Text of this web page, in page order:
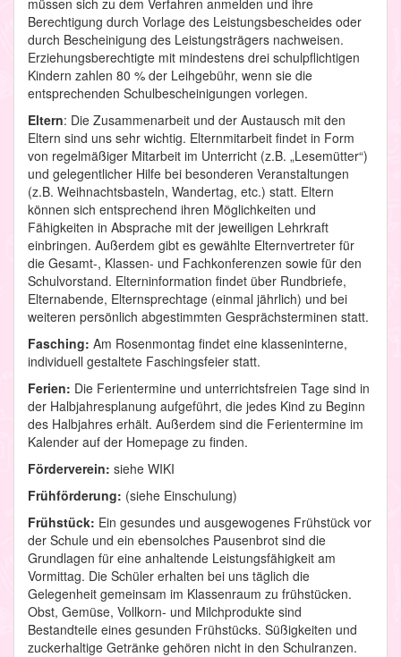
müssen sich zu dem Verfahren anmelden und ihre
Berechtigung durch Vorlage des Leistungsbescheides oder
durch Bescheinigung des Leistungsträgers nachweisen.
Erziehungsberechtigte mit mindestens drei schulpflichtigen
Kindern zahlen 80 % der Leihgebühr, wenn sie die
entsprechenden Schulbescheinigungen vorlegen.
Eltern: Die Zusammenarbeit und der Austausch mit den
Eltern sind uns sehr wichtig. Elternmitarbeit findet in Form
von regelmäßiger Mitarbeit im Unterricht (z.B. „Lesemütter“)
und gelegentlicher Hilfe bei besonderen Veranstaltungen
(z.B. Weihnachtsbasteln, Wandertag, etc.) statt. Eltern
können sich entsprechend ihren Möglichkeiten und
Fähigkeiten in Absprache mit der jeweiligen Lehrkraft
einbringen. Außerdem gibt es gewählte Elternvertreter für
die Gesamt-, Klassen- und Fachkonferenzen sowie für den
Schulvorstand. Elterninformation findet über Rundbriefe,
Elternabende, Elternsprechtage (einmal jährlich) und bei
weiteren persönlich abgestimmten Gesprächsterminen statt.
Fasching: Am Rosenmontag findet eine klasseninterne,
individuell gestaltete Faschingsfeier statt.
Ferien: Die Ferientermine und unterrichtsfreien Tage sind in
der Halbjahresplanung aufgeführt, die jedes Kind zu Beginn
des Halbjahres erhält. Außerdem sind die Ferientermine im
Kalender auf der Homepage zu finden.
Förderverein: siehe WIKI
Frühförderung: (siehe Einschulung)
Frühstück: Ein gesundes und ausgewogenes Frühstück vor
der Schule und ein ebensolches Pausenbrot sind die
Grundlagen für eine anhaltende Leistungsfähigkeit am
Vormittag. Die Schüler erhalten bei uns täglich die
Gelegenheit gemeinsam im Klassenraum zu frühstücken.
Obst, Gemüse, Vollkorn- und Milchprodukte sind
Bestandteile eines gesunden Frühstücks. Süßigkeiten und
zuckerhaltige Getränke gehören nicht in den Schulranzen.